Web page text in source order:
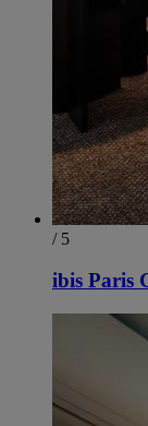
/ 5
ibis Paris